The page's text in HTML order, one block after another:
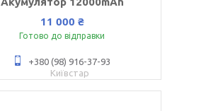
11 000 ₴
Готово до відправки
+380 (98) 916-37-93
Київстар